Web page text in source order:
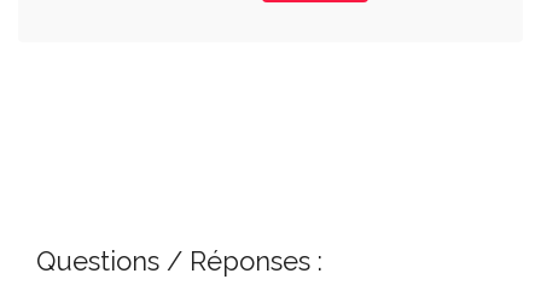
Questions / Réponses :